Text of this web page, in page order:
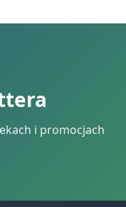
i promocjach